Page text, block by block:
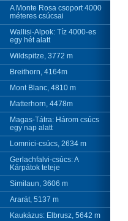
A Monte Rosa csoport 4000
méteres csúcsai
Wallisi-Alpok: Tíz 4000-es
egy hét alatt
Wildspitze, 3772 m
Breithorn, 4164m
Mont Blanc, 4810 m
Matterhorn, 4478m
Magas-Tátra: Három csúcs
egy nap alatt
Lomnici-csúcs, 2634 m
Gerlachfalvi-csúcs: A
Kárpátok teteje
Similaun, 3606 m
Ararát, 5137 m
Kaukázus: Elbrusz, 5642 m